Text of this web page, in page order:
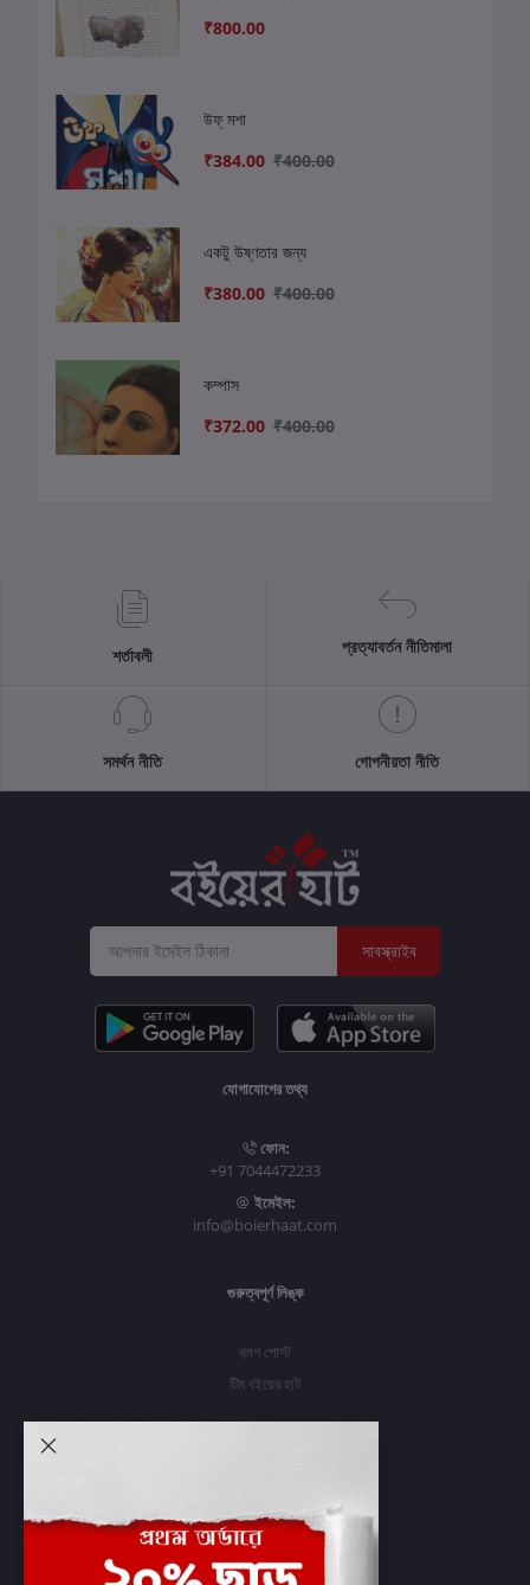
₹800.00
উফ্ মশা
₹384.00 ₹400.00
একটু উষ্ণতার জন্য
₹380.00 ₹400.00
কম্পাস
₹372.00 ₹400.00
শর্তাবলী প্রত্যাবর্তন নীতিমালা
সমর্থন নীতি গোপনীয়তা নীতি
সাবস্ক্রাইব
যোগাযোগের তথ্য
ফোন:
+91 7044472233
ইমেইল:
info@boierhaat.com
গুরুত্বপূর্ণ লিঙ্ক
ব্লগ পোস্ট
টিম বইয়ের হাট
প্রবেশ করুন
অর্ডার ইতিহাস
আমার ইচ্ছাগুলি